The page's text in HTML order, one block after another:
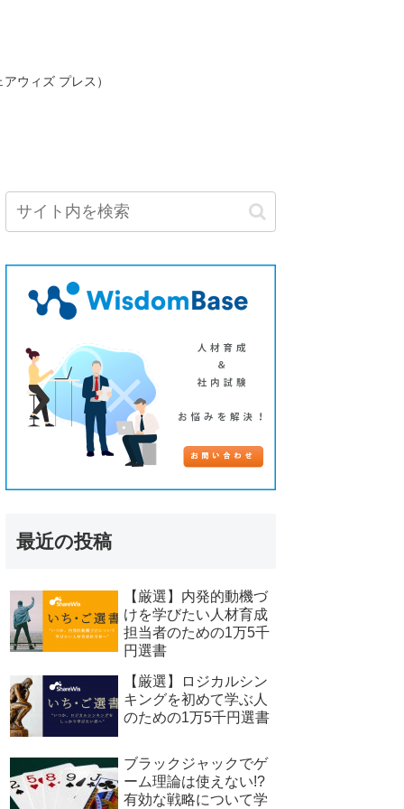
ウィズ プレス）
最近の投稿
【厳選】内発的動機づ
けを学びたい人材育成
担当者のための1万5千
円選書
【厳選】ロジカルシン
キングを初めて学ぶ人
のための1万5千円選書
ブラックジャックでゲ
ーム理論は使えない!?
有効な戦略について学